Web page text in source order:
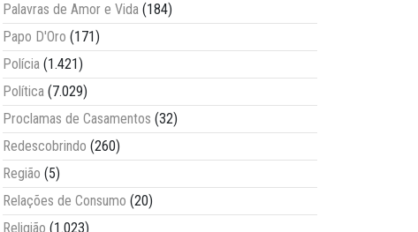
Palavras de Amor e Vida (184)
Papo D'Oro (171)
Polícia (1.421)
Política (7.029)
Proclamas de Casamentos (32)
Redescobrindo (260)
Região (5)
Relações de Consumo (20)
Religião (1.023)